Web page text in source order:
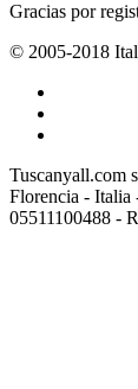
Gracias por
© 2005-2018
Tuscanyall.com
Florencia - Italia
05511100488 -